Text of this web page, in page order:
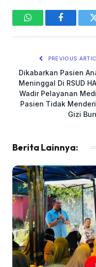
WhatsAppFacebook
PREVIOUS
Dikabarkan Pasien
Meninggal Di RSUD
Wadir Pelayanan
Pasien Tidak
Gizi
Berita Lainnya: